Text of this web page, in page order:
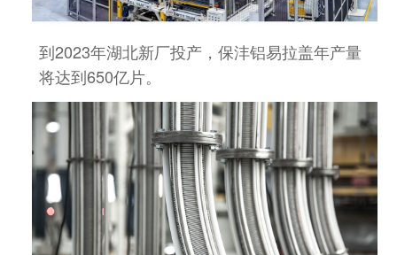
到2023年湖北新厂投产，保沣铝易拉盖年产量
将达到650亿片。